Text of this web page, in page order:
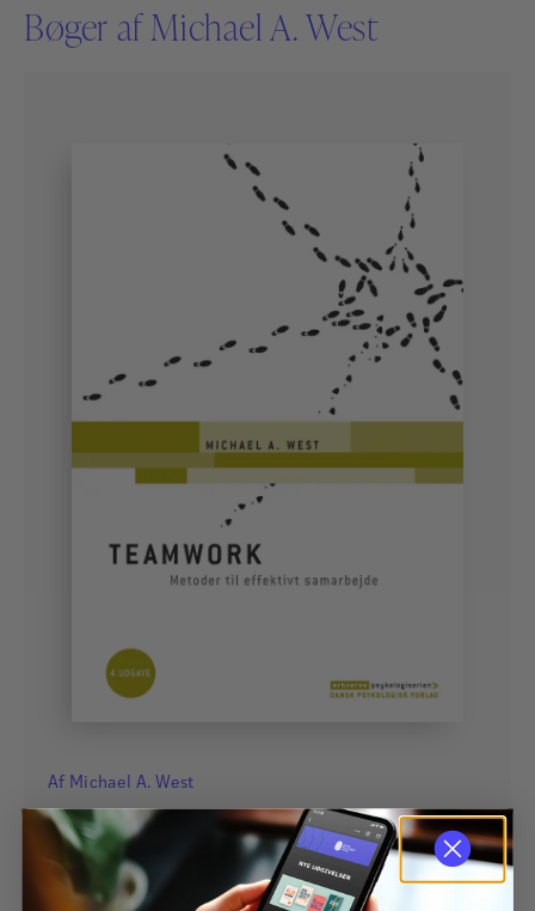
Bøger af Michael A. West
Af Michael A. West
Teamwork 4. udgave